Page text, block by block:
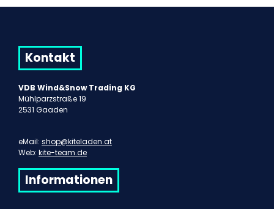
Kontakt
VDB Wind&Snow Trading KG
Mühlparzstraße 19
2531 Gaaden
eMail: shop@kiteladen.at
Web: kite-team.de
Informationen